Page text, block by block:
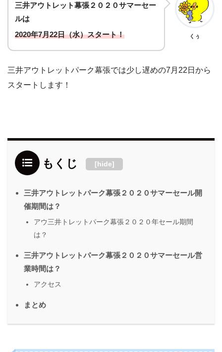
三井アウトレット幕張２０２０サマーセー
ルは
2020年7月22日（水）スタート！
くぅ
三井アウトレットパーク幕張では少し遅めの7月22日から
スタートします！
もくじ [hide]
三井アウトレットパーク幕張２０２０サマーセール開
催期間は？
アウ三井トレットパーク幕張２０２０年セール期間
は？
三井アウトレットパーク幕張２０２０サマーセール営
業時間は？
アクセス
まとめ